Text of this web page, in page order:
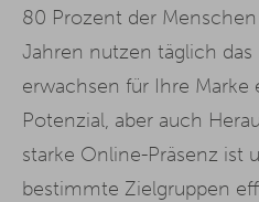
80 Prozent der
Jahren nutzen täglich das
erwachsen für Ihre Marke
Potenzial, aber auch
starke Online-Präsenz ist
bestimmte Zielgruppen